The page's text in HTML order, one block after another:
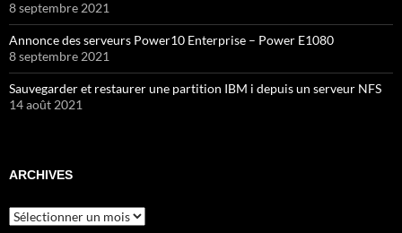
8 septembre 2021
Annonce des serveurs Power10 Enterprise – Power E1080
8 septembre 2021
Sauvegarder et restaurer une partition IBM i depuis un serveur NFS
14 août 2021
ARCHIVES
Archives